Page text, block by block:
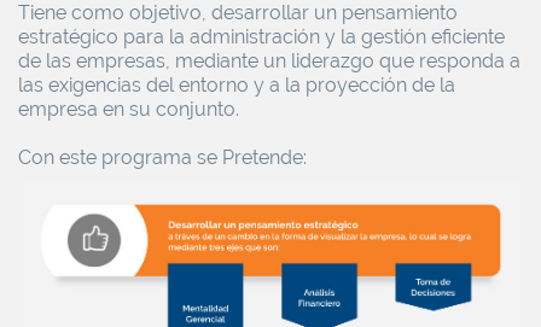
Tiene como objetivo, desarrollar un pensamiento
estratégico para la administración y la gestión eficiente
de las empresas, mediante un liderazgo que responda a
las exigencias del entorno y a la proyección de la
empresa en su conjunto.
Con este programa se Pretende: